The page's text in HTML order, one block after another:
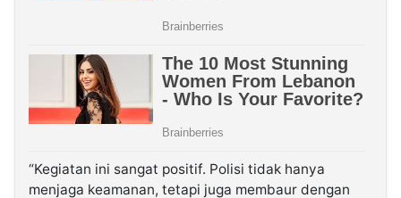
“Kegiatan ini sangat positif. Polisi tidak hanya
menjaga keamanan, tetapi juga membaur dengan